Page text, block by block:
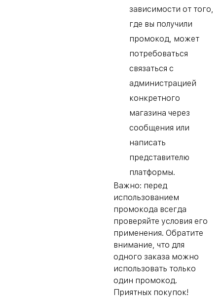
зависимости от того,
где вы получили
промокод, может
потребоваться
связаться с
администрацией
конкретного
магазина через
сообщения или
написать
представителю
платформы.
Важно: перед
использованием
промокода всегда
проверяйте условия его
применения. Обратите
внимание, что для
одного заказа можно
использовать только
один промокод.
Приятных покупок!